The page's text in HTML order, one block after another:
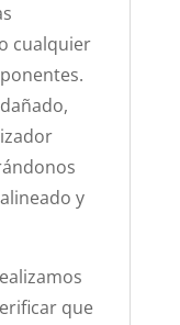
cualquier
y
que